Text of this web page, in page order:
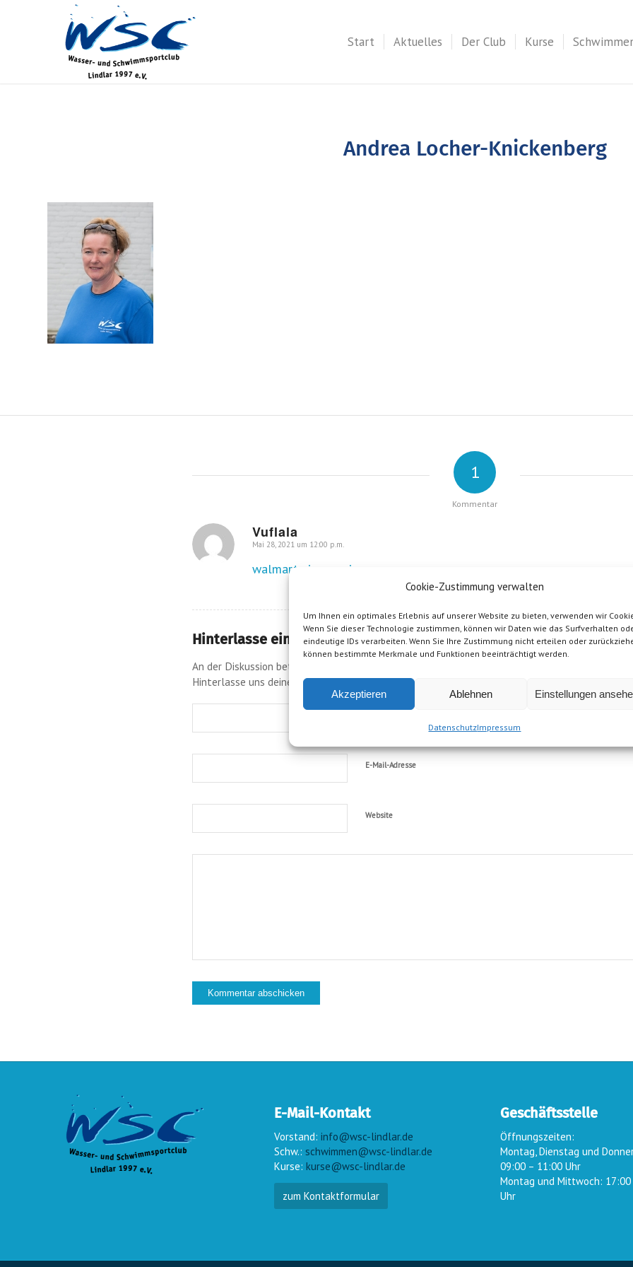
Cookie-Zustimmung verwalten
Um Ihnen ein optimales Erlebnis auf unserer Website zu bieten, verwenden wir
Wenn Sie dieser Technologie zustimmen, können wir Daten wie das Surfverhalten
eindeutige IDs verarbeiten. Wenn Sie Ihre Zustimmung nicht erteilen oder
können bestimmte Merkmale und Funktionen beeinträchtigt werden.
Akzeptieren Ablehnen Einstellungen
DatenschutzImpressum
Start Aktuelles Der Club Kurse
Andrea Locher-Knickenberg
1
Kommentar
Vuflala
sagte:
Mai 28, 2021 um 12:00 p.m.
walmart viagra price
Hinterlasse einen Kommentar
An der Diskussion beteiligen?
Hinterlasse uns deinen Kommentar!
E-Mail-Adresse
Website
E-Mail-Kontakt
Vorstand: info@wsc-lindlar.de
Schw.: schwimmen@wsc-lindlar.de
Kurse: kurse@wsc-lindlar.de
zum Kontaktformular
Geschäftsstelle
Öffnungszeiten:
Montag, Dienstag und
09:00 – 11:00 Uhr
Montag und Mittwoch:
Uhr